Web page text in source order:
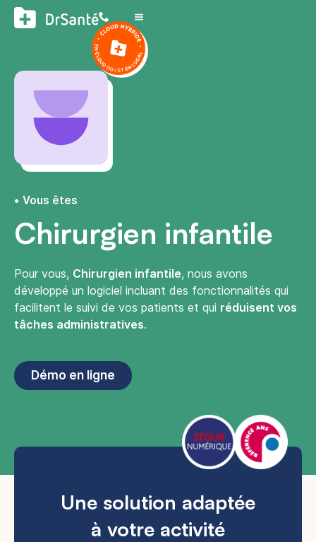
Vous êtes
Chirurgien infantile
Pour vous, Chirurgien infantile, nous avons
développé un logiciel incluant des fonctionnalités qui
facilitent le suivi de vos patients et qui réduisent vos
tâches administratives.
Démo en ligne
Une solution adaptée
à votre activité